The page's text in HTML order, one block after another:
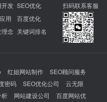
开发
用
理念
SEO优化
百度优化
关键词排名
扫码联系客服
红姐网站制作
SEO顾问服务
密码 SEO优化公司
云无限
析 网站建设公司
百度网站优